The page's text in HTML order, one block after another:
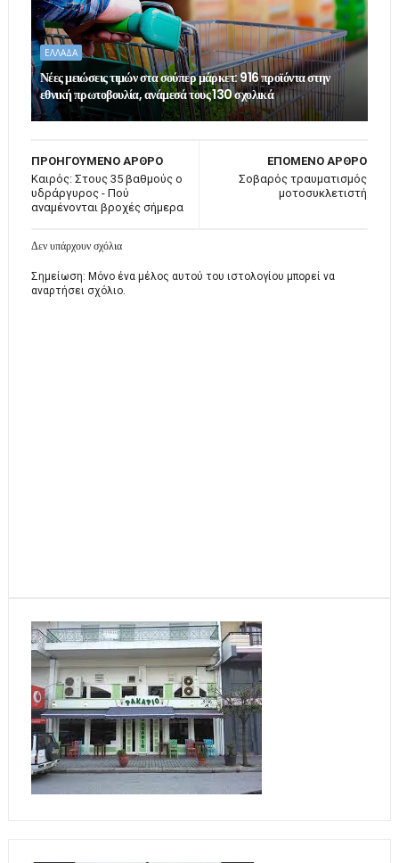
ΕΛΛΑΔΑ
Νέες μειώσεις τιμών στα σούπερ μάρκετ: 916 προϊόντα στην
εθνική πρωτοβουλία, ανάμεσά τους 130 σχολικά
ΕΠΟΜΕΝΟ ΑΡΘΡΟ
Σοβαρός τραυματισμός
μοτοσυκλετιστή
ΠΡΟΗΓΟΥΜΕΝΟ ΑΡΘΡΟ
Καιρός: Στους 35 βαθμούς ο
υδράργυρος - Πού
αναμένονται βροχές σήμερα
Δεν υπάρχουν σχόλια
Σημείωση: Μόνο ένα μέλος αυτού του ιστολογίου μπορεί να
αναρτήσει σχόλιο.